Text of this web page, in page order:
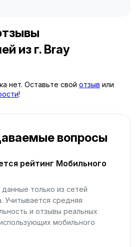
из г. Bray
нет. Оставьте свой отзыв или
!
вопросы
рейтинг Мобильного
только из сетей
Учитывается средняя
и отзывы реальных
мобильного